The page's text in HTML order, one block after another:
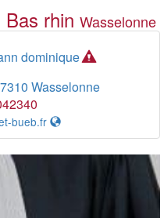
Avocat
Bas rhin Wasselonne
dominique
Wasselonne
bueb.fr